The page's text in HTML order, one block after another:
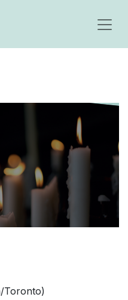
Toronto)